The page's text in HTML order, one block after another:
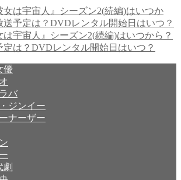
は宇宙人』シーズン2(続編)はいつから？
定は？DVDレンタル開始日はいつ？
優
バ
ジンイー
ナーザー
劇